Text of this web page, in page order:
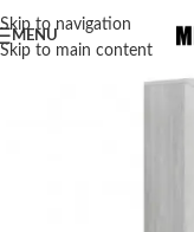
Skip to navigation
Skip to main content
MENU